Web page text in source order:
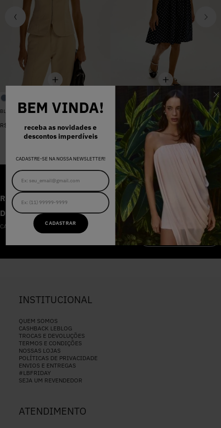
BEM VINDA!
receba as novidades e
descontos imperdíveis
CADASTRE-SE NA NOSSA NEWSLETTER!
CADASTRAR
BLUSA SARJA LARA PEROLA
R$ 00
VESTIDO MADALENA AZUL MARINHO DOT
R$ 398 00
R$ 159,20
RECEBA AS NOVIDADES E
DESCONTOS IMPERDÍVEIS
CADASTRE-SE NA NOSSA NEWSLETTER
CADASTRAR
INSTITUCIONAL
QUEM SOMOS
CASHBACK LEBLOG
TROCAS E DEVOLUÇÕES
TERMOS E CONDIÇÕES
NOSSAS LOJAS
POLÍTICAS DE PRIVACIDADE
ENVIOS E ENTREGAS
#LBFRIDAY
SEJA UM REVENDEDOR
ATENDIMENTO